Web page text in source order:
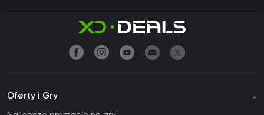
Oferty i Gry